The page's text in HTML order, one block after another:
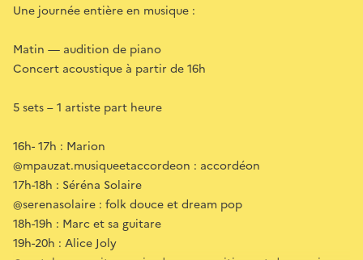
Une journée entière en musique :
Matin — audition de piano
Concert acoustique à partir de 16h
5 sets – 1 artiste part heure
16h- 17h : Marion
@mpauzat.musiqueetaccordeon : accordéon
17h-18h : Séréna Solaire
@serenasolaire : folk douce et dream pop
18h-19h : Marc et sa guitare
19h-20h : Alice Joly